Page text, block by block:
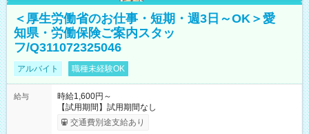
＜厚生労働省のお仕事・短期・週3日～OK＞愛
知県・労働保険ご案内スタッ
フ/Q311072325046
アルバイト 職種未経験OK
給与
時給1,600円～
【試用期間】試用期間なし
交通費別途支給あり